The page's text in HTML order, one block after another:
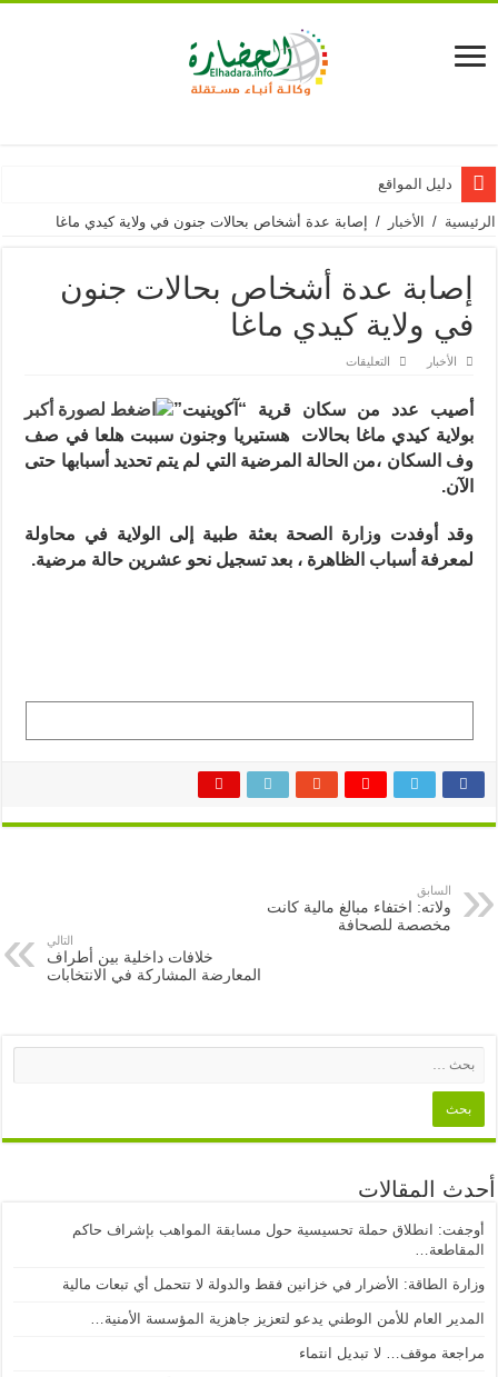
دليل المواقع
الرئيسية / الأخبار / إصابة عدة أشخاص بحالات جنون في ولاية كيدي ماغا
إصابة عدة أشخاص بحالات جنون
في ولاية كيدي ماغا
الأخبار التعليقات
أشخاص
بحالات
جنون
ولاية
صيب عدد من سكان قرية “آكوينيت”
بولاية كيدي ماغا بحالات
هستيريا وجنون سببت هلعا في صف
وف السكان ،من الحالة المرضية التي لم يتم تحديد أسبابها حتى
الآن.
وقد أوفدت وزارة الصحة بعثة طبية إلى الولاية في محاولة
لمعرفة أسباب الظاهرة ، بعد تسجيل نحو عشرين حالة مرضية.
السابق
ولاته: اختفاء مبالغ مالية كانت
مخصصة للصحافة
التالي
خلافات داخلية بين أطراف
المعارضة المشاركة في الانتخابات
أحدث المقالات
أوجفت: انطلاق حملة تحسيسية حول مسابقة المواهب بإشراف حاكم
المقاطعة…
وزارة الطاقة: الأضرار في خزانين فقط والدولة لا تتحمل أي تبعات مالية
المدير العام للأمن الوطني يدعو لتعزيز جاهزية المؤسسة الأمنية…
مراجعة موقف… لا تبديل انتماء